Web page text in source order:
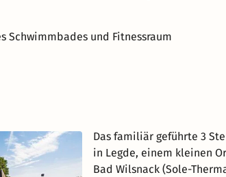
Schwimmbades und Fitnessraum
Das familiär geführte 3
in Legde, einem kleinen
Bad Wilsnack (Sole-